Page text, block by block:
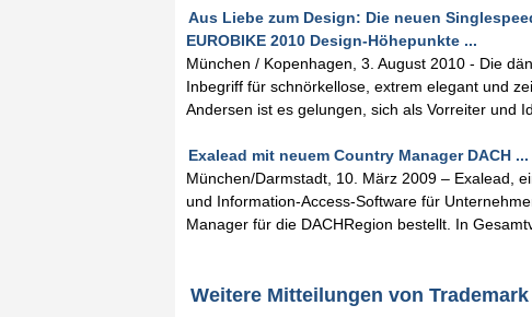
Aus Liebe zum Design: Die neuen
EUROBIKE 2010 Design-Höhepunkte ...
München / Kopenhagen, 3. August 2010 - Die
Inbegriff für schnörkellose, extrem elegant und
Andersen ist es gelungen, sich als Vorreiter und
Exalead mit neuem Country Manager DACH ...
München/Darmstadt, 10. März 2009 – Exalead,
und Information-Access-Software für
Manager für die DACHRegion bestellt. In
Weitere Mitteilungen von Trademark